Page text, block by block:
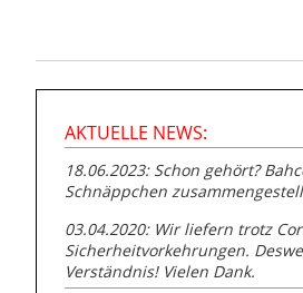
AKTUELLE NEWS:
18.06.2023: Schon gehört?
Schnäppchen
03.04.2020: Wir liefern trotz
Sicherheitvorkehrungen.
Verständnis! Vielen Dank.